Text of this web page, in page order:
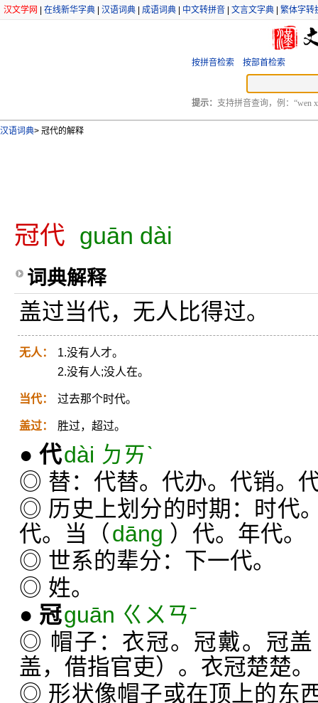
汉文学网 在线新华字典 汉语词典 成语词典 中文转拼音 文言文字典 繁体字转
按拼音检索 按部首检索
提示： 支持拼音查询，例：“wen
汉语词典> 冠代的解释
冠代 guān dài
词典解释
盖过当代，无人比得过。
无人：
1.没有人才。
2.没有人;没人在。
当代： 过去那个时代。
盖过： 胜过，超过。
● 代dài ㄉㄞˋ
◎ 替：代替。代办。代销。
◎ 历史上划分的时期：时代
代。当（dāng ）代。年代。
◎ 世系的辈分：下一代。
◎ 姓。
● 冠guān ㄍㄨㄢˉ
◎ 帽子：衣冠。冠戴。冠
盖，借指官吏）。衣冠楚楚。
◎ 形状像帽子或在顶上的东